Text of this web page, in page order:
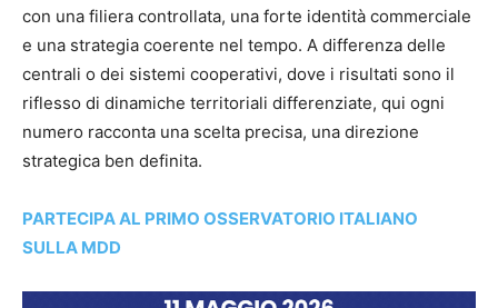
con una filiera controllata, una forte identità commerciale
e una strategia coerente nel tempo. A differenza delle
centrali o dei sistemi cooperativi, dove i risultati sono il
riflesso di dinamiche territoriali differenziate, qui ogni
numero racconta una scelta precisa, una direzione
strategica ben definita.
PARTECIPA AL PRIMO OSSERVATORIO ITALIANO
SULLA MDD